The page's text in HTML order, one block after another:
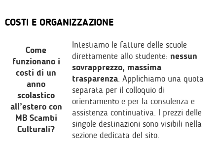
COSTI E ORGANIZZAZIONE
Come
funzionano i
costi di un
anno
scolastico
all’estero con
MB Scambi
Culturali?
Intestiamo le fatture delle scuole
direttamente allo studente: nessun
sovrapprezzo, massima
trasparenza. Applichiamo una quota
separata per il colloquio di
orientamento e per la consulenza e
assistenza continuativa. I prezzi delle
singole destinazioni sono visibili nella
sezione dedicata del sito.